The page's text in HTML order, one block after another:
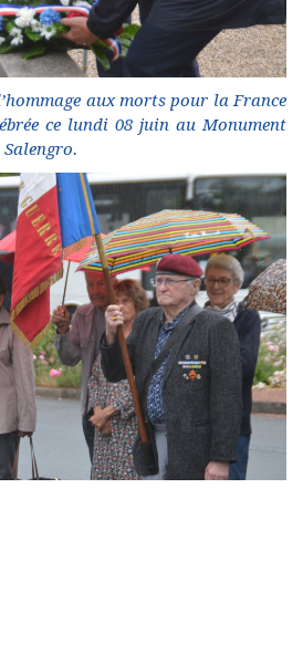
aux morts pour la France
ce lundi 08 juin au Monument